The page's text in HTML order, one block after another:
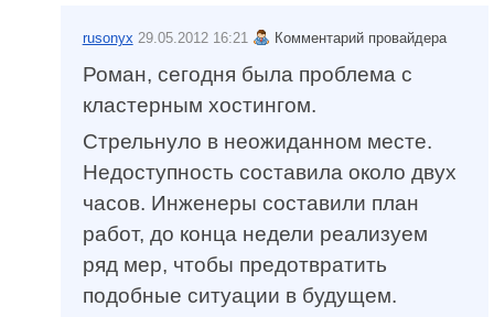
rusonyx 29.05.2012 16:21 Комментарий провайдера
Роман, сегодня была проблема с
кластерным хостингом.
Стрельнуло в неожиданном месте.
Недоступность составила около двух
часов. Инженеры составили план
работ, до конца недели реализуем
ряд мер, чтобы предотвратить
подобные ситуации в будущем.